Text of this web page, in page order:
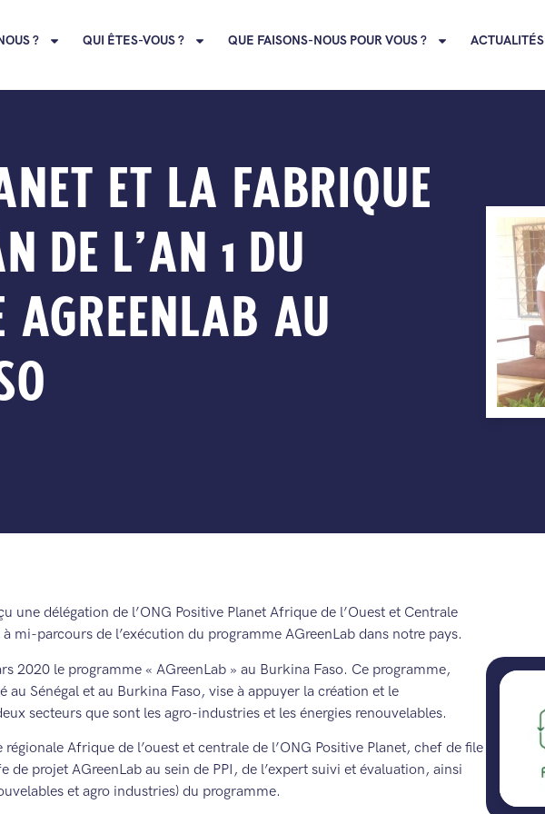
? QUI ÊTES-VOUS ? QUE FAISONS-NOUS POUR VOUS ? ACTUALITÉS
ET LA FABRIQUE
DE L’AN 1 DU
AGREENLAB AU
une délégation de l’ONG Positive Planet Afrique de l’Ouest et Centrale
mi-parcours de l’exécution du programme AGreenLab dans notre pays.
2020 le programme « AGreenLab » au Burkina Faso. Ce programme,
au Sénégal et au Burkina Faso, vise à appuyer la création et le
secteurs que sont les agro-industries et les énergies renouvelables.
Afrique de l’ouest et centrale de l’ONG Positive Planet, chef de file
projet AGreenLab au sein de PPI, de l’expert suivi et évaluation, ainsi
et agro industries) du programme.